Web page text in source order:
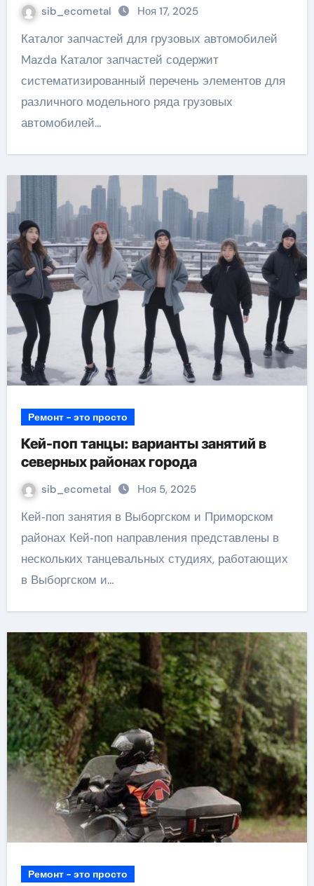
sib_ecometal Ноя 17, 2025
Каталог запчастей для грузовых автомобилей
Mazda Каталог запчастей содержит
систематизированный перечень элементов для
различного модельного ряда грузовых
автомобилей…
Ремонт - это просто
Кей-поп танцы: варианты занятий в
северных районах города
sib_ecometal Ноя 5, 2025
Кей‑поп занятия в Выборгском и Приморском
районах Кей‑поп направления представлены в
нескольких танцевальных студиях, работающих
в Выборгском и…
Ремонт - это просто